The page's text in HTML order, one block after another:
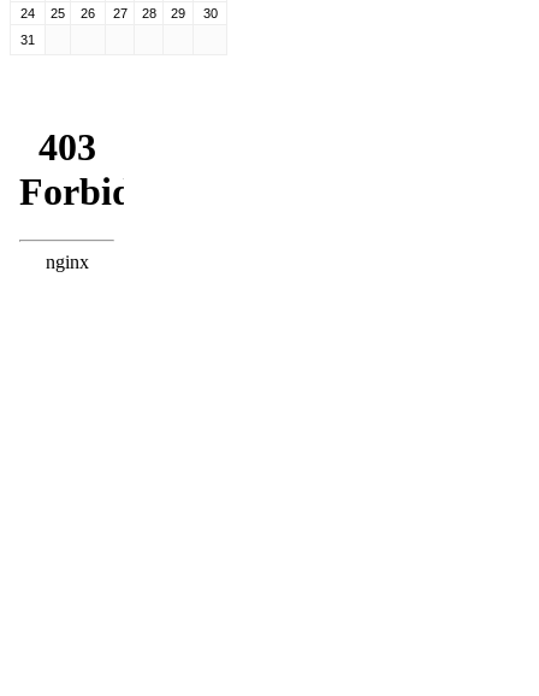
24
25 26 27 28 29
30
31